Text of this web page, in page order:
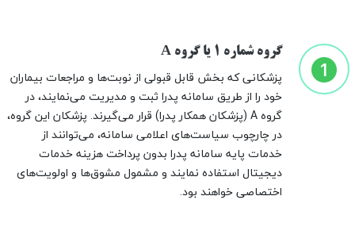
گروه شماره 1 یا گروه A
پزشکانی که بخش قابل قبولی از نوبت‌ها و مراجعات بیماران
خود را از طریق سامانه پدرا ثبت و مدیریت می‌نمایند، در
گروه A (پزشکان همکار پدرا) قرار می‌گیرند. پزشکان این گروه،
در چارچوب سیاست‌های اعلامی سامانه، می‌توانند از
خدمات پایه سامانه پدرا بدون پرداخت هزینه خدمات
دیجیتال استفاده نمایند و مشمول مشوق‌ها و اولویت‌های
اختصاصی خواهند بود.